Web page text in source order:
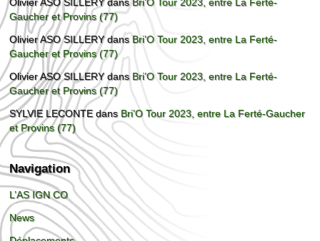
Gaucher et Provins (77)
Olivier ASO SILLERYdansBri’O Tour 2023, entre La Ferté-
Gaucher et Provins (77)
Olivier ASO SILLERYdans Bri’O Tour 2023, entre La Ferté-
Gaucher et Provins (77)
SYLVIE LECONTEdans Bri’O Tour 2023, entre La Ferté-Gaucher
et Provins (77)
Navigation
L’AS IGN CO
News